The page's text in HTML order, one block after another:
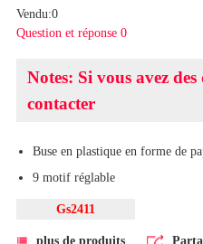
Vendu:0
Question et réponse 0
Notes: Si vous avez
contacter
Buse en plastique en forme de
9 motif réglable
Gs2411
plus de produits